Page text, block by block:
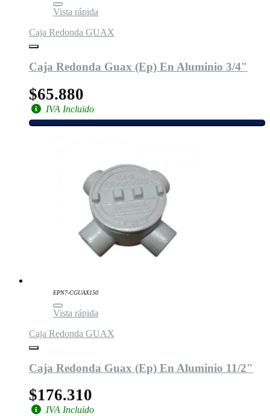
Vista rápida
Caja Redonda GUAX
Caja Redonda Guax (Ep) En Aluminio 3/4"
$65.880
IVA Incluido
EPN7-CGUAX150
Vista rápida
Caja Redonda GUAX
Caja Redonda Guax (Ep) En Aluminio 11/2"
$176.310
IVA Incluido